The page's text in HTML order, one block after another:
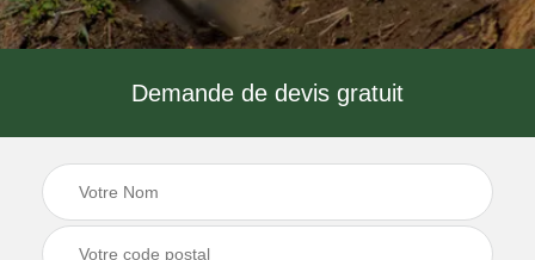
Demande de devis gratuit